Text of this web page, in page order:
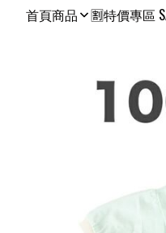
首頁商品 🈹特價專區